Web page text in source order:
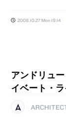
2008.10.27 Mon 19:14
アンドリュ
イベート・